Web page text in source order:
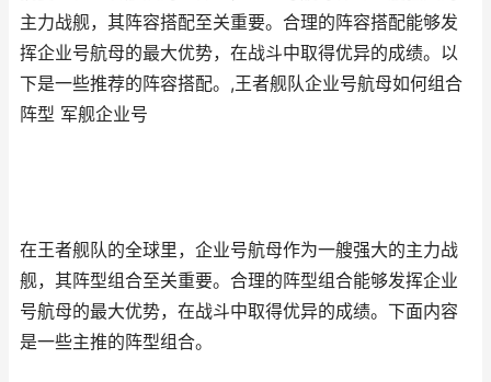
主力战舰，其阵容搭配至关重要。合理的阵容搭配能够发
挥企业号航母的最大优势，在战斗中取得优异的成绩。以
下是一些推荐的阵容搭配。,王者舰队企业号航母如何组合
阵型 军舰企业号
在王者舰队的全球里，企业号航母作为一艘强大的主力战
舰，其阵型组合至关重要。合理的阵型组合能够发挥企业
号航母的最大优势，在战斗中取得优异的成绩。下面内容
是一些主推的阵型组合。